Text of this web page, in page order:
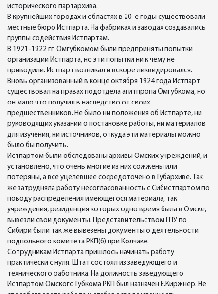
исторического партархива.
В крупнейших городах и областях в 20-е годы существовали
местные бюро Истпарта. На фабриках и заводах создавались
группы содействия Истпартам.
В 1921-1922 гг. Омгубкомом были предприняты попытки
организации Истпарта, но эти попытки ни к чему не
приводили: Истпарт возникал и вскоре ликвидировался.
Вновь организованный в конце октября 1924 года Истпарт
существовал на правах подотдела агитпропа Омгубкома, но
он мало что получил в наследство от своих
предшественников. Не было ни положения об Истпарте, ни
руководящих указаний о постановке работы, ни материалов
для изучения, ни источников, откуда эти материалы можно
было бы получить.
Истпартом были обследованы архивы Омских учреждений, и
установлено, что очень многие из них сожжены или
потеряны, а всё уцелевшее сосредоточено в Губархиве. Так
же затрудняла работу несогласованность с Сибистпартом по
поводу распределения имеющегося материала, так
учреждения, резиденция которых одно время была в Омске,
вывезли свои документы. Представительством ГПУ по
Сибири были так же вывезены документы о деятельности
подпольного комитета РКП(б) при Колчаке.
Сотрудникам Истпарта пришлось начинать работу
практически с нуля. Штат состоял из заведующего и
технического работника. На должность заведующего
Истпартом Омского Губкома РКП был назначен Е.Киржнер. Не